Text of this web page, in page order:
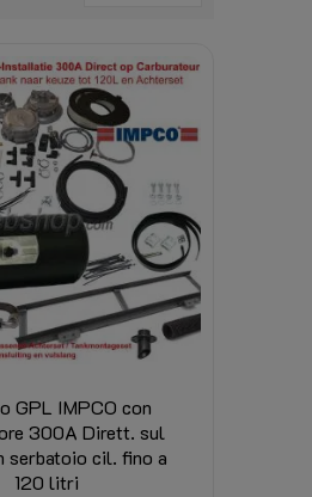
GPL IMPCO con
300A Dirett. sul
serbatoio cil. fino a
120 litri